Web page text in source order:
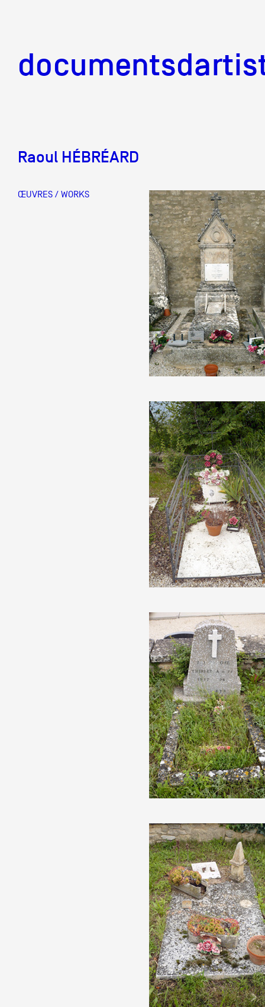
Mission
Équipe
Partenaires
Crédits
Documentation
Visites d'ateliers
Production vidéo
Formation
Événements
1% œuvres
Réseau
De A à Z
Année par année
Collection vidéos
Candidater
Raoul HÉBRÉARD
ŒUVRES / WORKS